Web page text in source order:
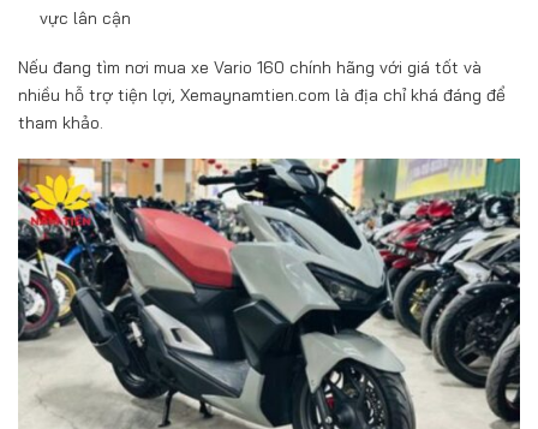
vực lân cận
Nếu đang tìm nơi mua xe Vario 160 chính hãng với giá tốt và
nhiều hỗ trợ tiện lợi, Xemaynamtien.com là địa chỉ khá đáng để
tham khảo.